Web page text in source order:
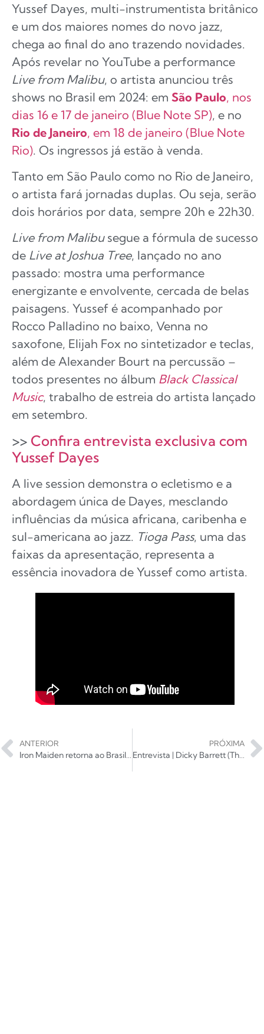
Yussef Dayes, multi-instrumentista britânico
e um dos maiores nomes do novo jazz,
chega ao final do ano trazendo novidades.
Após revelar no YouTube a performance
Live from Malibu, o artista anunciou três
shows no Brasil em 2024: em São Paulo, nos
dias 16 e 17 de janeiro (Blue Note SP), e no
Rio de Janeiro, em 18 de janeiro (Blue Note
Rio). Os ingressos já estão à venda.
Tanto em São Paulo como no Rio de Janeiro,
o artista fará jornadas duplas. Ou seja, serão
dois horários por data, sempre 20h e 22h30.
Live from Malibusegue a fórmula de sucesso
de Live at Joshua Tree, lançado no ano
passado: mostra uma performance
energizante e envolvente, cercada de belas
paisagens. Yussef é acompanhado por
Rocco Palladino no baixo, Venna no
saxofone, Elijah Fox no sintetizador e teclas,
além de Alexander Bourt na percussão –
todos presentes no álbum Black Classical
Music, trabalho de estreia do artista lançado
em setembro.
>> Confira entrevista exclusiva com
Yussef Dayes
A live session demonstra o ecletismo e a
abordagem única de Dayes, mesclando
influências da música africana, caribenha e
sul-americana ao jazz. Tioga Pass, uma das
faixas da apresentação, representa a
essência inovadora de Yussef como artista.
ANTERIOR
Iron Maiden retorna ao Brasil em 2024 e traz o Volbeat junto
PRÓXIMA
Entrevista | Dicky Barrett (The Defiant e Mighty Mighty Bosstones)